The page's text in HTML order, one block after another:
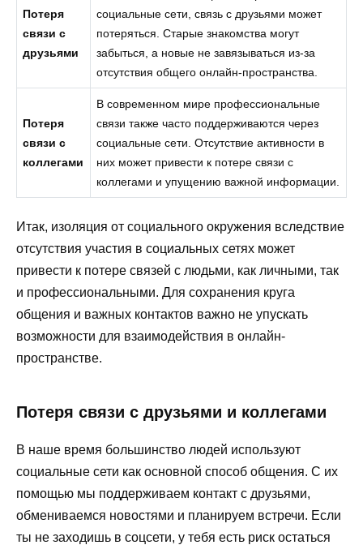
Потеря
связи с
друзьями
социальные сети, связь с друзьями может
потеряться. Старые знакомства могут
забыться, а новые не завязываться из-за
отсутствия общего онлайн-пространства.
Потеря
связи с
коллегами
В современном мире профессиональные
связи также часто поддерживаются через
социальные сети. Отсутствие активности в
них может привести к потере связи с
коллегами и упущению важной информации.
Итак, изоляция от социального окружения вследствие
отсутствия участия в социальных сетях может
привести к потере связей с людьми, как личными, так
и профессиональными. Для сохранения круга
общения и важных контактов важно не упускать
возможности для взаимодействия в онлайн-
пространстве.
Потеря связи с друзьями и коллегами
В наше время большинство людей используют
социальные сети как основной способ общения. С их
помощью мы поддерживаем контакт с друзьями,
обмениваемся новостями и планируем встречи. Если
ты не заходишь в соцсети, у тебя есть риск остаться